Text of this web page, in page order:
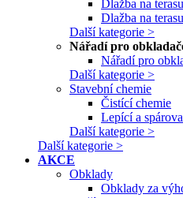
Dlažba na
Dlažba na
Další kategorie >
Nářadí pro
Nářadí pro
Další kategorie >
Stavební chemie
Čistící chemie
Lepící a
Další kategorie >
Další kategorie >
AKCE
Obklady
Obklady za